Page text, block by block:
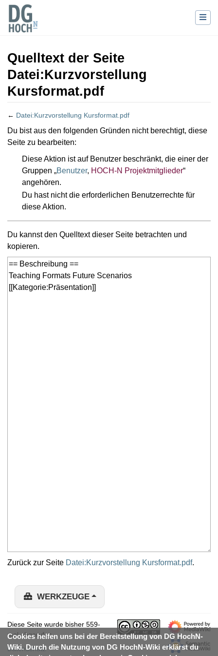
Quelltext der Seite
Datei:Kurzvorstellung
Kursformat.pdf
← Datei:Kurzvorstellung Kursformat.pdf
Wechseln zu: Navigation Suche
Du bist aus den folgenden Gründen nicht berechtigt, diese
Seite zu bearbeiten:
Diese Aktion ist auf Benutzer beschränkt, die einer der
Gruppen „Benutzer, HOCH-N Projektmitglieder“
angehören.
Du hast nicht die erforderlichen Benutzerrechte für
diese Aktion.
Du kannst den Quelltext dieser Seite betrachten und
kopieren.
Zurück zur Seite Datei:Kurzvorstellung Kursformat.pdf.
Cookies helfen uns bei der Bereitstellung von DG HochN-
Wiki. Durch die Nutzung von DG HochN-Wiki erklärst du
WERKZEUGE
Diese Seite wurde bisher 559-
mal abgerufen.
Datenschutz